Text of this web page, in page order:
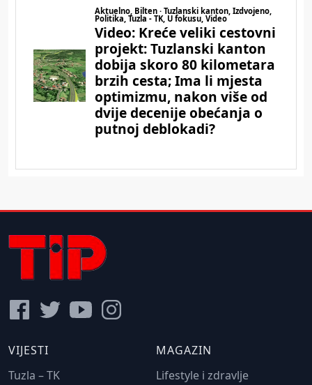
VIJESTI
Tuzla – TK
MAGAZIN
Lifestyle i zdravlje